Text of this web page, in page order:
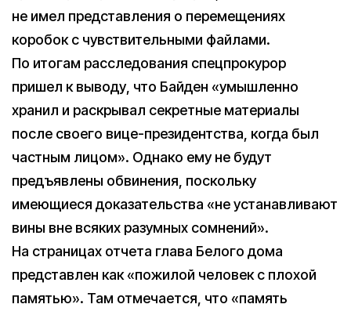
не имел представления о перемещениях
коробок с чувствительными файлами.
По итогам расследования спецпрокурор
пришел к выводу, что Байден «умышленно
хранил и раскрывал секретные материалы
после своего вице-президентства, когда был
частным лицом». Однако ему не будут
предъявлены обвинения, поскольку
имеющиеся доказательства «не устанавливают
вины вне всяких разумных сомнений».
На страницах отчета глава Белого дома
представлен как «пожилой человек с плохой
памятью». Там отмечается, что «память